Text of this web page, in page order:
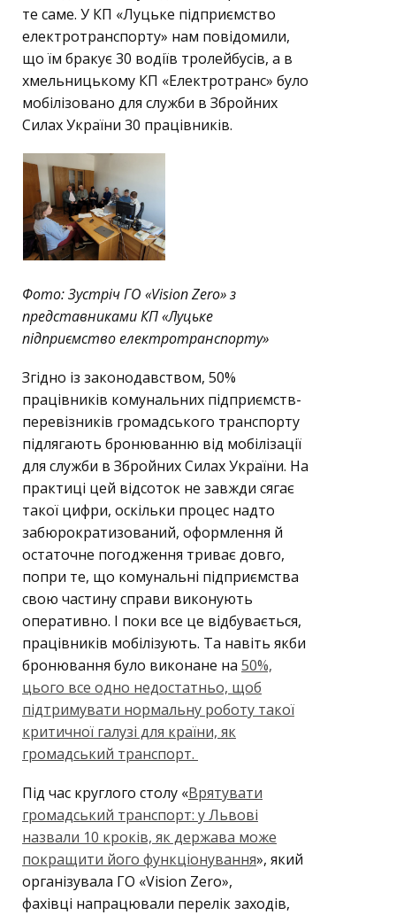
те саме. У КП «Луцьке підприємство
електротранспорту» нам повідомили,
що їм бракує 30 водіїв тролейбусів, а в
хмельницькому КП «Електротранс» було
мобілізовано для служби в Збройних
Силах України 30 працівників.
Фото: Зустріч ГО «Vision Zero» з
представниками КП «Луцьке
підприємство електротранспорту»
Згідно із законодавством, 50%
працівників комунальних підприємств-
перевізників громадського транспорту
підлягають бронюванню від мобілізації
для служби в Збройних Силах України. На
практиці цей відсоток не завжди сягає
такої цифри, оскільки процес надто
забюрократизований, оформлення й
остаточне погодження триває довго,
попри те, що комунальні підприємства
свою частину справи виконують
оперативно. І поки все це відбувається,
працівників мобілізують. Та навіть якби
бронювання було виконане на 50%,
цього все одно недостатньо, щоб
підтримувати нормальну роботу такої
критичної галузі для країни, як
громадський транспорт.
Під час круглого столу «Врятувати
громадський транспорт: у Львові
назвали 10 кроків, як держава може
покращити його функціонування», який
організувала ГО «Vision Zero»,
фахівці напрацювали перелік заходів,